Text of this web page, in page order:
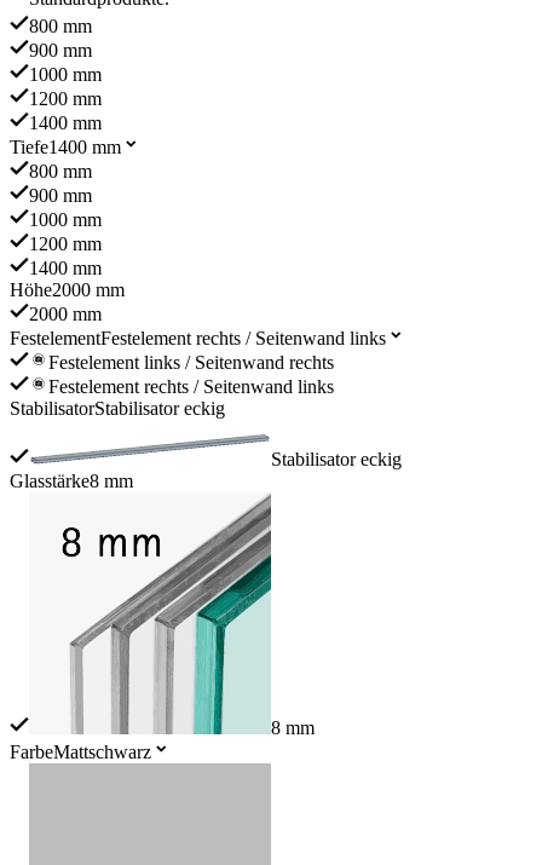
800 mm
900 mm
1000 mm
1200 mm
1400 mm
Tiefe1400 mm
800 mm
900 mm
1000 mm
1200 mm
1400 mm
Höhe2000 mm
2000 mm
FestelementFestelement rechts / Seitenwand links
Festelement links / Seitenwand rechts
Festelement rechts / Seitenwand links
StabilisatorStabilisator eckig
Stabilisator eckig
Glasstärke8 mm
8 mm
FarbeMattschwarz